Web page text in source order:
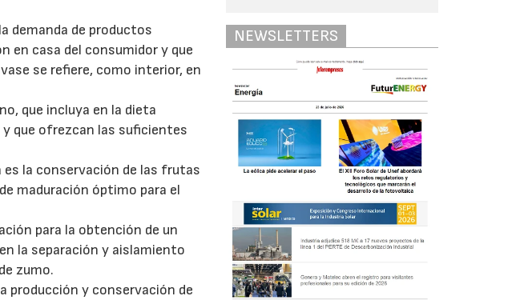
demanda de productos
en casa del consumidor y que
se refiere, como interior, en
que incluya en la dieta
que ofrezcan las suficientes
la conservación de las frutas
maduración óptimo para el
para la obtención de un
la separación y aislamiento
zumo.
producción y conservación de
NEWSLETTERS